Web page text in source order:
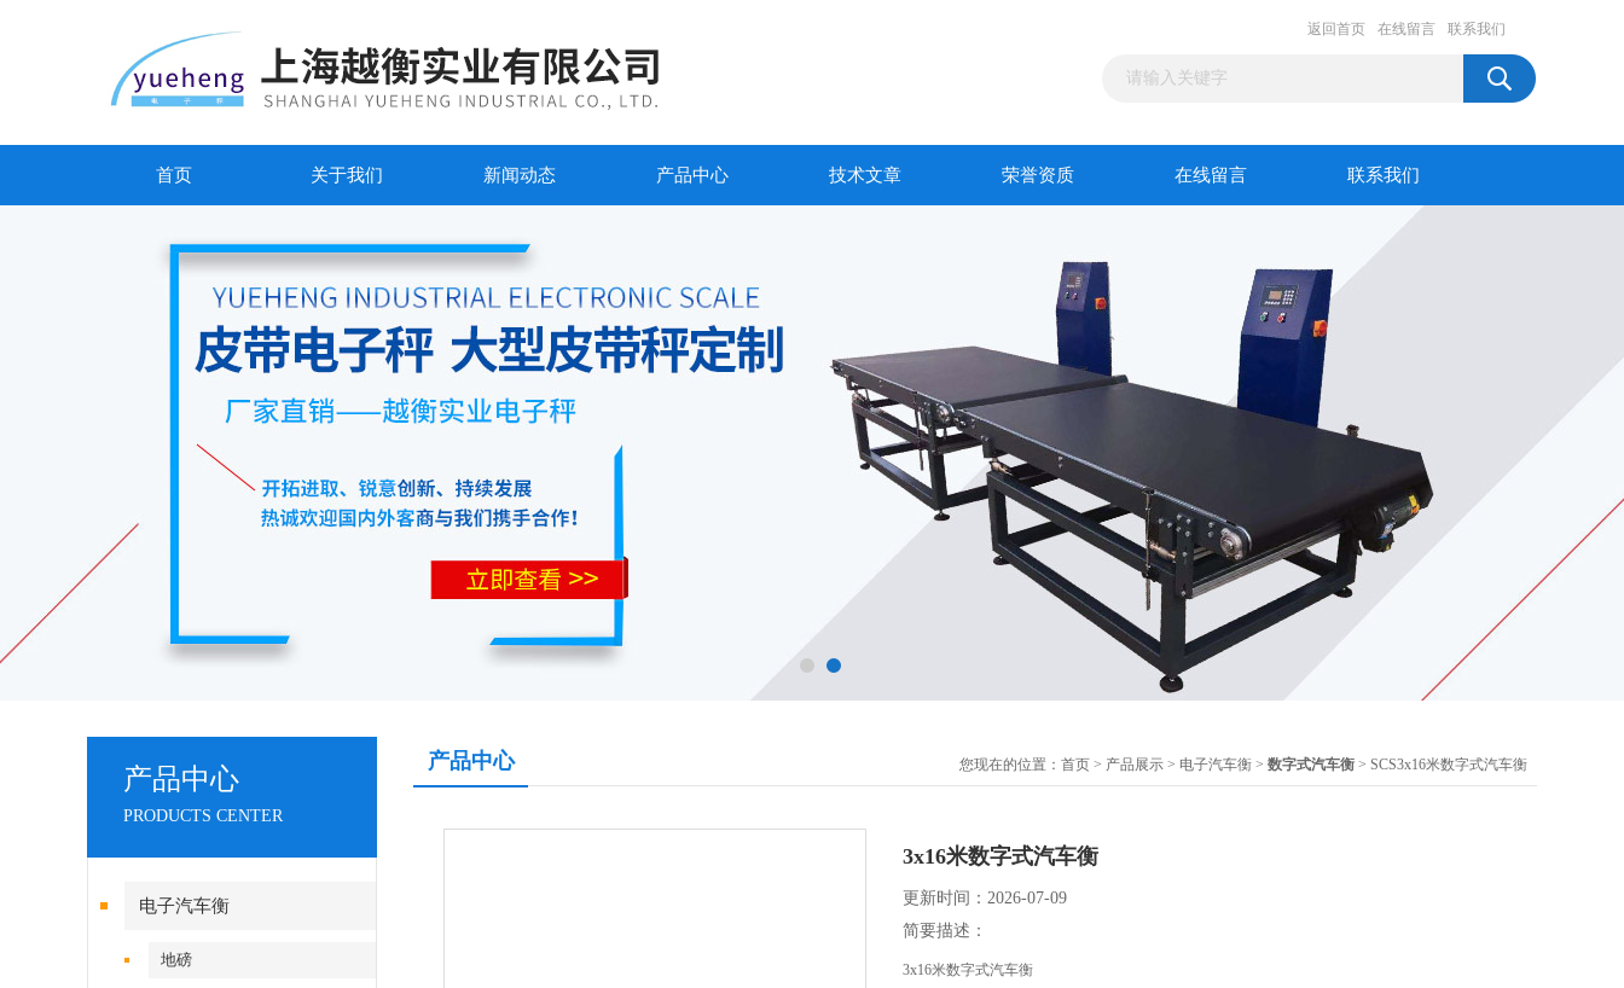
返回首页 在线留言 联系我们
首页 关于我们 新闻动态 产品中心 技术文章 荣誉资质 在线留言 联系我们
产品中心
PRODUCTS CENTER
电子汽车衡
地磅
产品中心 您现在的位置： 首页 > 产品展示 > 电子汽车衡 > 数字式汽车衡 > SCS3x16米数字式汽车衡
3x16米数字式汽车衡
更新时间：2026-07-09
简要描述：
3x16米数字式汽车衡